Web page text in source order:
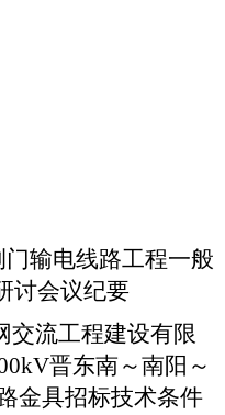
输电线路工程一般
讨会议纪要
交流工程建设有限
晋东南～南阳～
金具招标技术条件